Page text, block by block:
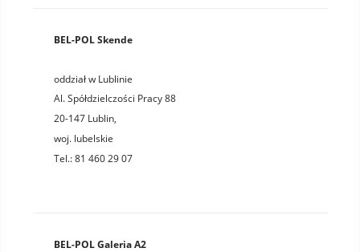
BEL-POL Skende
oddział w Lublinie
Al. Spółdzielczości Pracy 88
20-147 Lublin,
woj. lubelskie
Tel.:81 460 29 07
BEL-POL Galeria A2